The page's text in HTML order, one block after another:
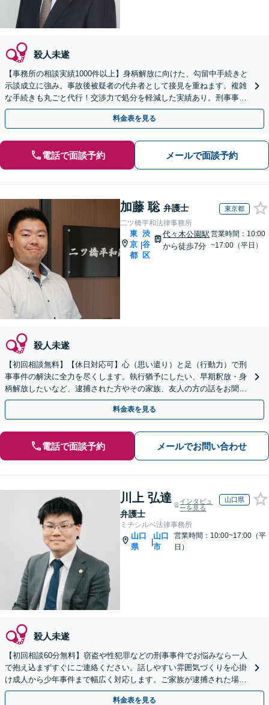
殺人未遂
【事務所の相談実績1000件以上】身柄解放に向けた、勾留中手続きと
示談成立に強み。事故後被疑者の代弁者として接見を重ねます。複雑
な手続きも丸ごと代行！交渉力で処分を軽減した実績あり。刑事事件
はスピード命！1日も早くご連絡を【土日祝も対応】
料金表を見る
電話で面談予約 メールで面談予約
加藤 聡 弁護士 東京都
二ツ橋平和法律事務所
東
京
都
|
渋
谷
区
代々木公園駅
から徒歩7分
営業時間：10:00
~17:00（平日）
殺人未遂
【初回相談無料】【休日対応可】心（思い遣り）と足（行動力）で刑
事事件の解決に全力を尽くします。執行猶予にしたい、早期釈放・身
柄解放したいなど、逮捕された方やその家族、友人の方の話をお聞き
し、刑罰執行を回避するために迅速に行動します。
料金表を見る
電話で面談予約 メールでお問い合わせ
川上 弘達
弁護士
インタビュ
ーを見る
山口県
ミチシルベ法律事務所
山口
県
|
山口
市
営業時間：10:00~17:00（平
日）
殺人未遂
【初回相談60分無料】窃盗や性犯罪などの刑事事件でお悩みなら一人
で抱え込まずすぐにご連絡ください。話しやすい雰囲気づくりを心掛
け成人から少年事件まで幅広く対応します。ご家族が逮捕された場合
も迅速にサポート。【web面談可能】
料金表を見る